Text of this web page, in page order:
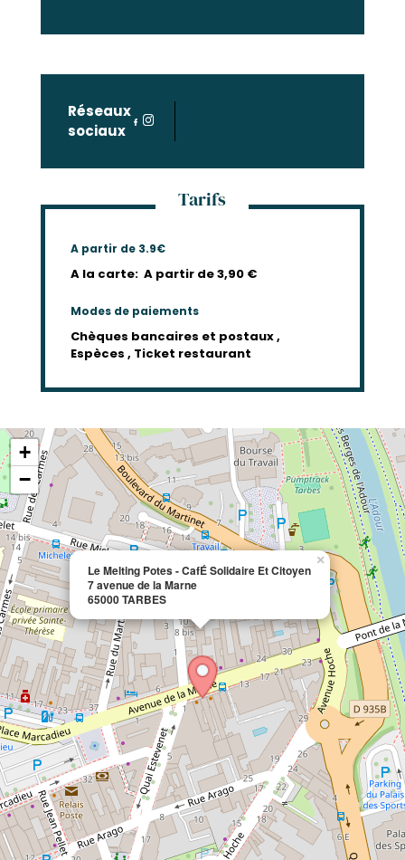
Réseaux
sociaux
Tarifs
A partir de 3.9€
A la carte: A partir de 3,90 €
Modes de paiements
Chèques bancaires et postaux ,
Espèces , Ticket restaurant
Le Melting Potes - CafÉ Solidaire Et Citoyen
7 avenue de la Marne
65000 TARBES
×
+
−